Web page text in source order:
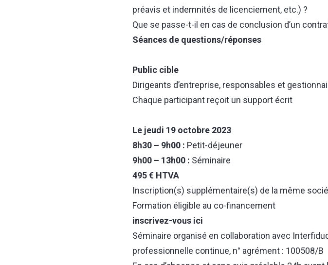
préavis et indemnités de licenciement, etc.) ?
Que se passe-t-il en cas de conclusion d’un
Séances de questions/réponses
Public cible
Dirigeants d’entreprise, responsables et
Chaque participant reçoit un support écrit
Le jeudi 19 octobre 2023
8h30 – 9h00 : Petit-déjeuner
9h00 – 13h00 : Séminaire
495 € HTVA
Inscription(s) supplémentaire(s) de la même
Formation éligible au co-financement
inscrivez-vous ici
Séminaire organisé en collaboration avec
professionnelle continue, n° agrément : 100508/B